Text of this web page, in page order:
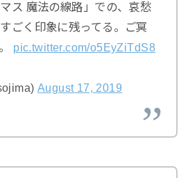
マス 魔法の線路」での、哀愁
ごく印象に残ってる。ご冥
pic.twitter.com/o5EyZiTdS8
August 17, 2019